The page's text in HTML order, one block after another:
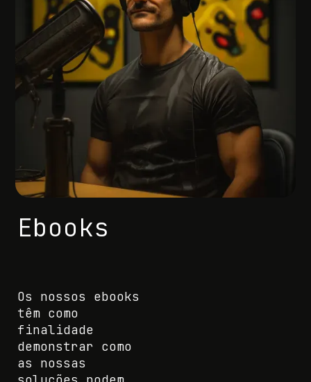
Ebooks
Os nossos ebooks
têm como
finalidade
demonstrar como
as nossas